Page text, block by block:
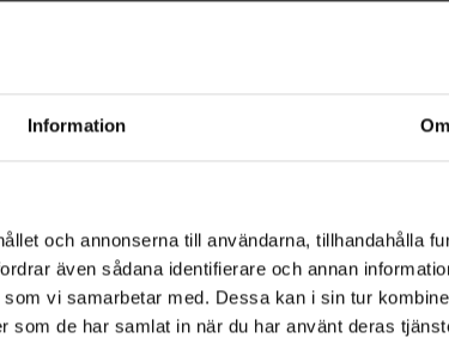
Information Om
och annonserna till användarna, tillhandahålla
även sådana identifierare och annan
vi samarbetar med. Dessa kan i sin tur
som de har samlat in när du har använt deras
arbetstagare i olika
arbetstider